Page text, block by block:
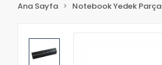
Ana Sayfa Notebook Yedek Parça